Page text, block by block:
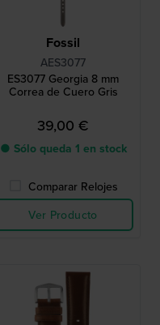
Fossil
AES3077
ES3077 Georgia 8 mm
Correa de Cuero Gris
39,00 €
● Sólo queda 1 en stock
Comparar Relojes
Ver Producto